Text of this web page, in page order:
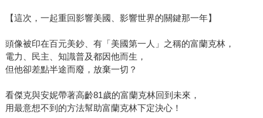
【這次，一起重回影響美國、影響世界的關鍵那一年】
頭像被印在百元美鈔、有「美國第一人」之稱的富蘭克林，
電力、民主、知識普及都因他而生，
但他卻差點半途而廢，放棄一切？
看傑克與安妮帶著高齡81歲的富蘭克林回到未來，
用最意想不到的方法幫助富蘭克林下定決心！